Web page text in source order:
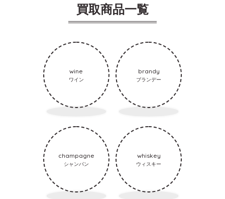
買取商品一覧
wine
ワイン
brandy
ブランデー
champagne
シャンパン
whiskey
ウィスキー